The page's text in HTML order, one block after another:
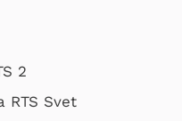
2
RTS Svet